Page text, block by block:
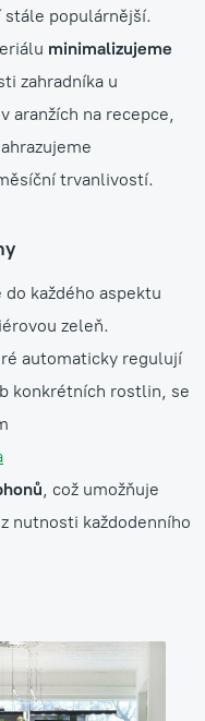
stále populárnější.
minimalizujeme
zahradníka u
aranžích na recepce,
trvanlivostí.
každého aspektu
zeleň.
automaticky regulují
konkrétních rostlin, se
, což umožňuje
nutnosti každodenního